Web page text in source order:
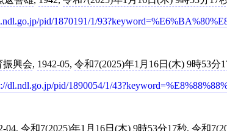
pid/1870191/1/
振興会, 1942-05, 令和7(2025)年1月16日(木) 9時53分
dl.ndl.go.jp/pid/1890054/1/
04, 令和7(2025)年1月16日(木) 9時53分17秒, 令和